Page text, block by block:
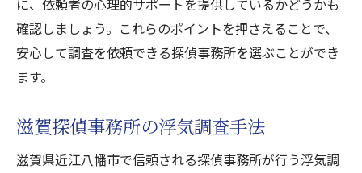
心の負担を軽減する近江八幡市の浮気調査は滋
賀探偵事務所
心の負担を軽減するためのサポート
浮気調査後のメンタルサポート
に、依頼者の心理的サポートを提供しているかどうかも
確認しましょう。これらのポイントを押さえることで、
安心して調査を依頼できる探偵事務所を選ぶことができ
ます。
滋賀探偵事務所の浮気調査手法
滋賀県近江八幡市で信頼される探偵事務所が行う浮気調